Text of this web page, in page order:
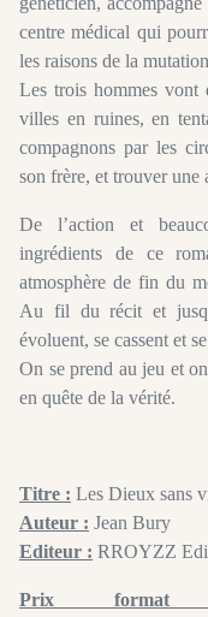
centre médical qui
les raisons de la
Les trois hommes vont
villes en ruines, en
compagnons par les
son frère, et trouver une
De l’action et
ingrédients de ce
atmosphère de fin du
Au fil du récit et
évoluent, se cassent et
On se prend au jeu et
en quête de la vérité.
Titre : Les Dieux sans
Auteur : Jean Bury
Editeur : RROYZZ
Prix